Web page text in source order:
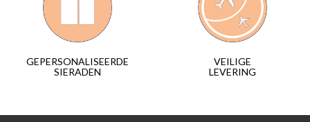
GEPERSONALISEERDE
SIERADEN
VEILIGE
LEVERING